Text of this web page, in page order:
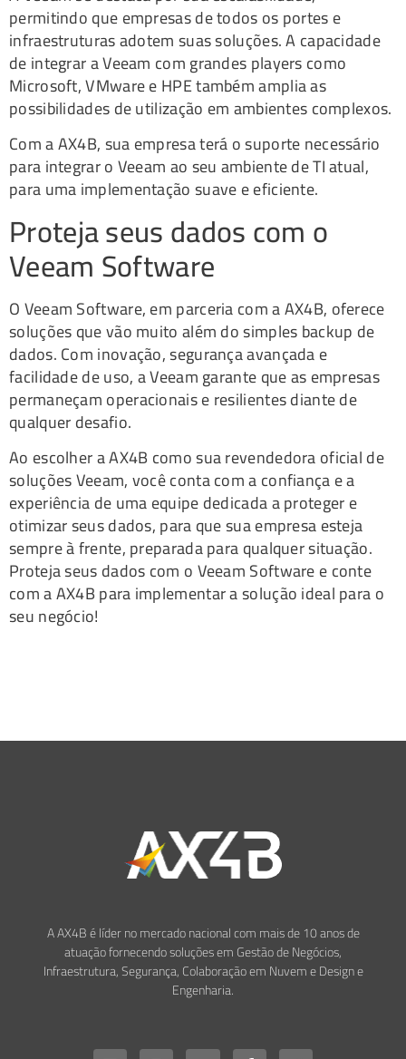
permitindo que empresas de todos os portes e
infraestruturas adotem suas soluções. A capacidade
de integrar a Veeam com grandes players como
Microsoft, VMware e HPE também amplia as
possibilidades de utilização em ambientes complexos.
Com a AX4B, sua empresa terá o suporte necessário
para integrar o Veeam ao seu ambiente de TI atual,
para uma implementação suave e eficiente.
Proteja seus dados com o
Veeam Software
O Veeam Software, em parceria com a AX4B, oferece
soluções que vão muito além do simples backup de
dados. Com inovação, segurança avançada e
facilidade de uso, a Veeam garante que as empresas
permaneçam operacionais e resilientes diante de
qualquer desafio.
Ao escolher a AX4B como sua revendedora oficial de
soluções Veeam, você conta com a confiança e a
experiência de uma equipe dedicada a proteger e
otimizar seus dados, para que sua empresa esteja
sempre à frente, preparada para qualquer situação.
Proteja seus dados com o Veeam Software e conte
com a AX4B para implementar a solução ideal para o
seu negócio!
A AX4B é líder no mercado nacional com mais de 10 anos de
atuação fornecendo soluções em Gestão de Negócios,
Infraestrutura, Segurança, Colaboração em Nuvem e Design e
Engenharia.